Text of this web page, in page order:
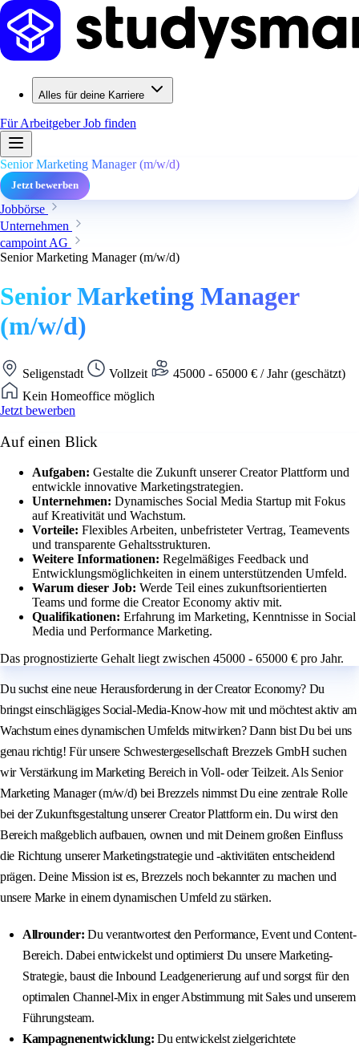
Alles für deine Karriere
Für ArbeitgeberJob finden
Senior Marketing Manager (m/w/d)
Jetzt bewerben
Jobbörse
Unternehmen
campoint AG
Senior Marketing Manager (m/w/d)
Senior Marketing Manager
(m/w/d)
Seligenstadt Vollzeit
45000 - 65000 € / Jahr (geschätzt)
Kein Homeoffice möglich
Jetzt bewerben
Auf einen Blick
Aufgaben: Gestalte die Zukunft unserer Creator Plattform und
entwickle innovative Marketingstrategien.
Unternehmen: Dynamisches Social Media Startup mit Fokus
auf Kreativität und Wachstum.
Vorteile: Flexibles Arbeiten, unbefristeter Vertrag, Teamevents
und transparente Gehaltsstrukturen.
Weitere Informationen: Regelmäßiges Feedback und
Entwicklungsmöglichkeiten in einem unterstützenden Umfeld.
Warum dieser Job: Werde Teil eines zukunftsorientierten
Teams und forme die Creator Economy aktiv mit.
Qualifikationen: Erfahrung im Marketing, Kenntnisse in Social
Media und Performance Marketing.
Das prognostizierte Gehalt liegt zwischen 45000 - 65000 € pro Jahr.
Du suchst eine neue Herausforderung in der Creator Economy? Du
bringst einschlägiges Social-Media-Know-how mit und möchtest aktiv am
Wachstum eines dynamischen Umfelds mitwirken? Dann bist Du bei uns
genau richtig! Für unsere Schwestergesellschaft Brezzels GmbH suchen
wir Verstärkung im Marketing Bereich in Voll- oder Teilzeit. Als Senior
Marketing Manager (m/w/d) bei Brezzels nimmst Du eine zentrale Rolle
bei der Zukunftsgestaltung unserer Creator Plattform ein. Du wirst den
Bereich maßgeblich aufbauen, ownen und mit Deinem großen Einfluss
die Richtung unserer Marketingstrategie und -aktivitäten entscheidend
prägen. Deine Mission ist es, Brezzels noch bekannter zu machen und
unsere Marke in einem dynamischen Umfeld zu stärken.
Allrounder: Du verantwortest den Performance, Event und Content-
Bereich. Dabei entwickelst und optimierst Du unsere Marketing-
Strategie, baust die Inbound Leadgenerierung auf und sorgst für den
optimalen Channel-Mix in enger Abstimmung mit Sales und unserem
Führungsteam.
Kampagnenentwicklung: Du entwickelst zielgerichtete